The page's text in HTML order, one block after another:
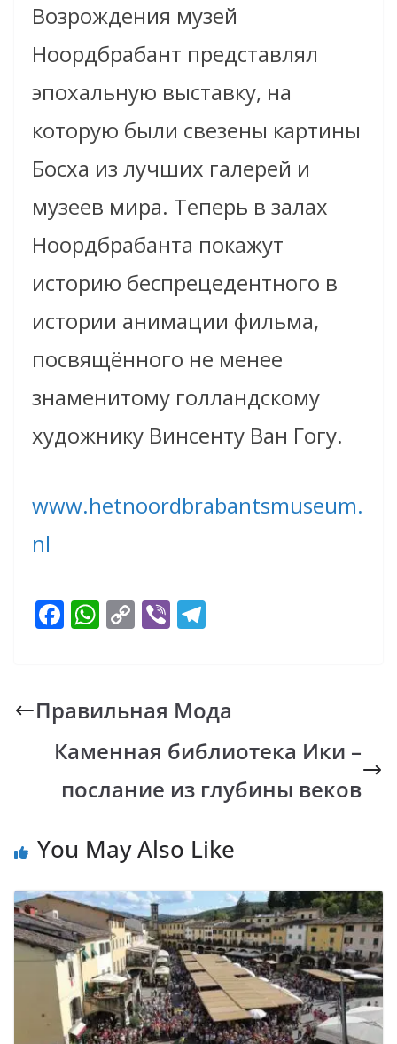
Возрождения музей
Ноордбрабант представлял
эпохальную выставку, на
которую были свезены картины
Босха из лучших галерей и
музеев мира. Теперь в залах
Ноордбрабанта покажут
историю беспрецедентного в
истории анимации фильма,
посвящённого не менее
знаменитому голландскому
художнику Винсенту Ван Гогу.
www.hetnoordbrabantsmuseum.
nl
F
b
o
o
k
W
s
A
p
p
C
y
Li
n
k
Vi
gr
a
m
Правильная Мода
Каменная библиотека Ики –
послание из глубины веков
You May Also Like